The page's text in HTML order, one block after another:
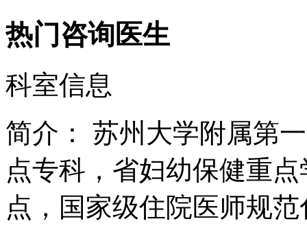
热门咨询医生
科室信息
简介：
苏州大学附属第
点专科，省妇幼保健重
点，国家级住院医师规